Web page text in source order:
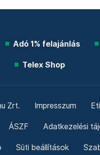
Adó 1% felajánlás
Telex Shop
Zrt. Impresszum
ÁSZF Adatkezelési
Süti beállítások